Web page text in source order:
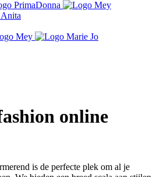
online
is de perfecte plek om al je